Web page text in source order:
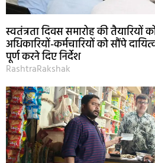
स्वतंत्रता दिवस समारोह की तैयारियों
अधिकारियों-कर्मचारियों को सौंपे
पूर्ण करने दिए निर्देश
RashtraRakshak